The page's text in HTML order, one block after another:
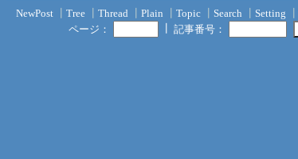
NewPost Tree Thread Plain Topic Search Setting
ページ：
記事番号：